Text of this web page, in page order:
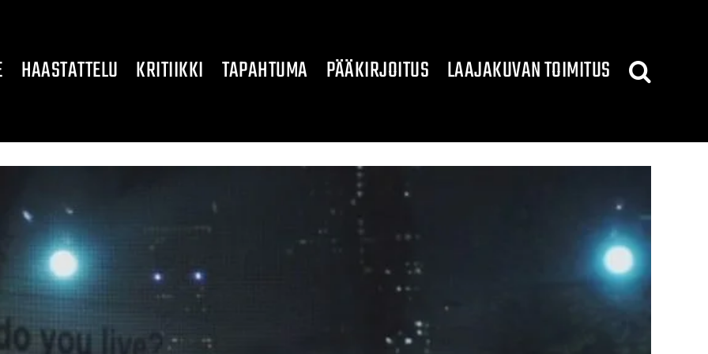
HAASTATTELU KRITIIKKI TAPAHTUMA PÄÄKIRJOITUS LAAJAKUVAN TOIMITUS